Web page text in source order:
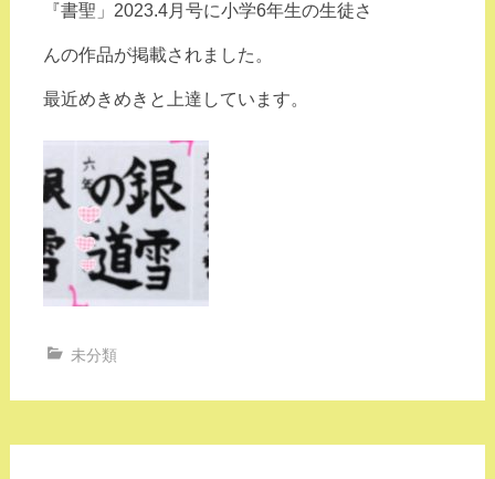
『書聖」2023.4月号に小学6年生の生徒さ
んの作品が掲載されました。
最近めきめきと上達 しています。
未分類